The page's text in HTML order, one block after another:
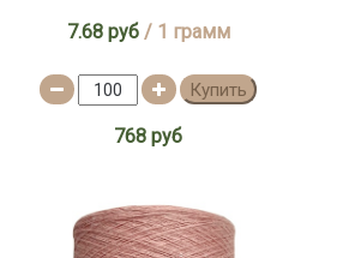
7.68 руб/ 1 грамм
Купить
768 руб